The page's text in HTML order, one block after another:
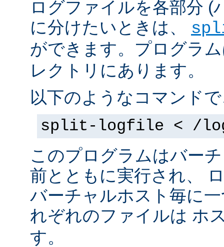
ログファイルを各部分 (
に分けたいときは、
ができます。プログラ
レクトリにあります。
以下のようなコマンド
split-logfile < /
このプログラムはバー
前とともに実行され、
バーチャルホスト毎に
れぞれのファイルは ホ
す。